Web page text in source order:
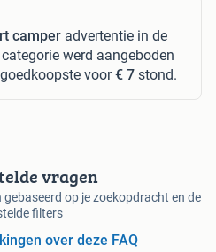
camper advertentie in de
categorie werd aangeboden
voor€ 7 stond.
vragen
op je zoekopdracht en de
filters
over deze FAQ